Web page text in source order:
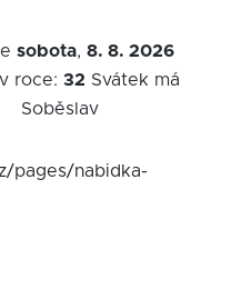
sobota, 8. 8. 2026
roce:32 Svátek má
Soběslav
pages/nabidka-